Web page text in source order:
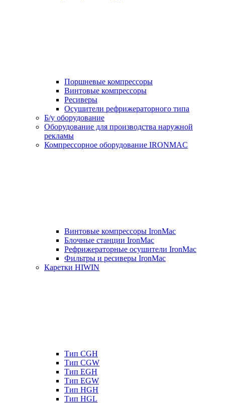
Поршневые компрессоры
Винтовые компрессоры
Ресиверы
Осушители рефрижераторного типа
Б/у оборудование
Оборудование для производства наружной
рекламы
Компрессорное оборудование IRONMAC
Винтовые компрессоры IronMac
Блочные станции IronMac
Рефрижераторные осушители IronMac
Фильтры и ресиверы IronMac
Каретки HIWIN
Тип CGH
Тип CGW
Тип EGH
Тип EGW
Тип HGH
Тип HGL